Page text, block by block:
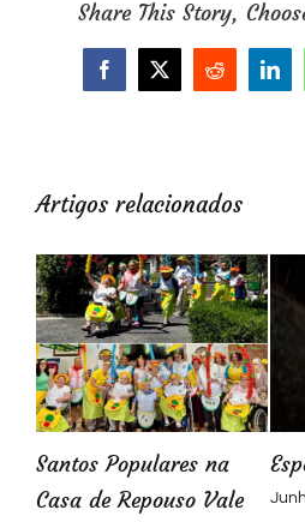
Share This Story,
Facebook
X Reddit
Artigos relacionados
Santos Populares na
Casa de Repouso Vale